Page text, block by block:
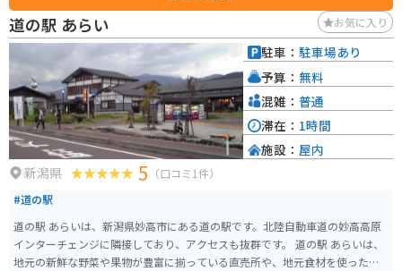
ないお土産も充実しています。 バイクで訪れる際には、道の駅なので駐車場
も広く、休憩場所としても最適です。長岡市街地からもほど近く、周辺には
食事処や観光スポットも多いので、ツーリングの拠点にもおすすめです。 長
岡市は、花火の他にも、日本酒や米菓など、美味しいものがたくさんありま
す。道の駅ながおか花火館で、長岡の魅力を満喫してください。
道の駅 あらい お気に入り
新潟県 5 （口コミ1件）
#道の駅
道の駅 あらいは、新潟県妙高市にある道の駅です。北陸自動車道の妙高高原
インターチェンジに隣接しており、アクセスも抜群です。 道の駅 あらいは、
地元の新鮮な野菜や果物が豊富に揃っている直売所や、地元食材を使ったレ
駐車： 駐車場あり
予算： 無料
混雑： 普通
滞在： 1時間
施設： 屋内